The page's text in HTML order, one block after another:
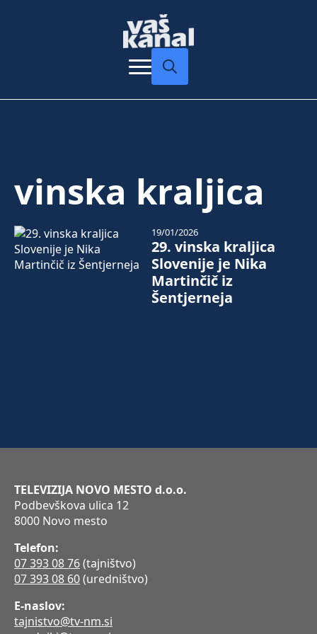
vinska kraljica
29. vinska kraljica
Slovenije je Nika
Martinčič iz
Šentjerneja
19/01/2026
TELEVIZIJA NOVO MESTO d.o.o.
Podbevškova ulica 12
8000 Novo mesto
Telefon:
07 393 08 76(tajništvo)
07 393 08 60(uredništvo)
E-naslov:
tajnistvo@tv-nm.si